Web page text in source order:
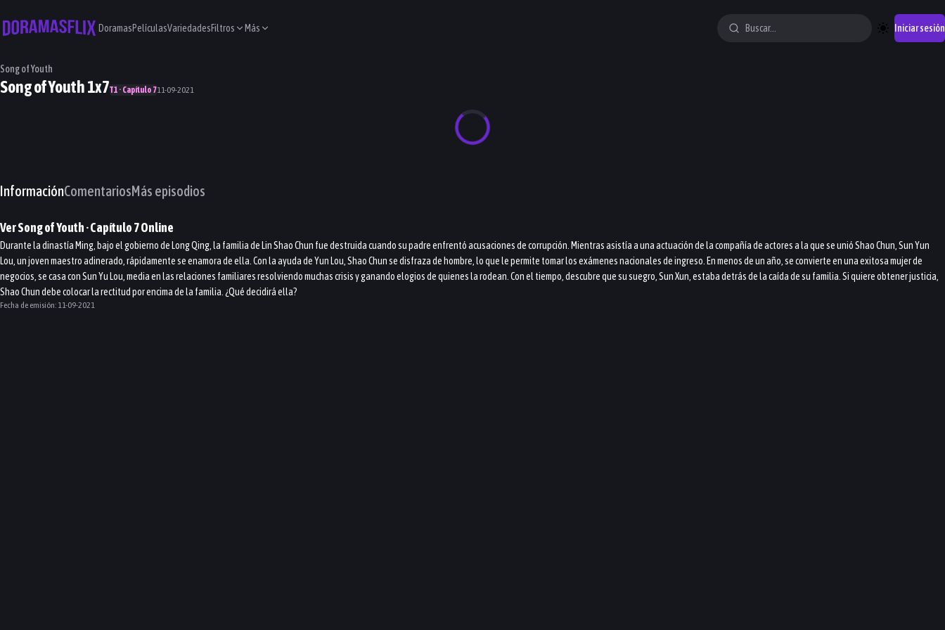
DoramasPelículasVariedadesFiltros Más Iniciar sesión
Song of Youth
Song of Youth 1x7T1 · Capítulo 711-09-2021
InformaciónComentariosMás episodios
VerSong of Youth· Capítulo7Online
Durante la dinastía Ming, bajo el gobierno de Long Qing, la familia de Lin Shao Chun fue destruida cuando su padre enfrentó acusaciones de corrupción. Mientras asistía a una actuación de la compañía de actores a la que se unió Shao Chun, Sun Yun
Lou, un joven maestro adinerado, rápidamente se enamora de ella. Con la ayuda de Yun Lou, Shao Chun se disfraza de hombre, lo que le permite tomar los exámenes nacionales de ingreso. En menos de un año, se convierte en una exitosa mujer de
negocios, se casa con Sun Yu Lou, media en las relaciones familiares resolviendo muchas crisis y ganando elogios de quienes la rodean. Con el tiempo, descubre que su suegro, Sun Xun, estaba detrás de la caída de su familia. Si quiere obtener justicia,
Shao Chun debe colocar la rectitud por encima de la familia. ¿Qué decidirá ella?
Fecha de emisión: 11-09-2021